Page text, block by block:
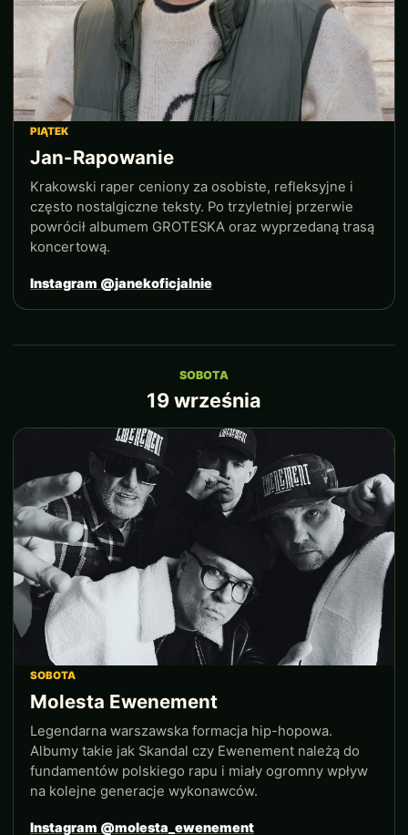
PIĄTEK
Jan-Rapowanie
Krakowski raper ceniony za osobiste, refleksyjne i
często nostalgiczne teksty. Po trzyletniej przerwie
powrócił albumem GROTESKA oraz wyprzedaną trasą
koncertową.
Instagram @janekoficjalnie
SOBOTA
19 września
SOBOTA
Molesta Ewenement
Legendarna warszawska formacja hip-hopowa.
Albumy takie jak Skandal czy Ewenement należą do
fundamentów polskiego rapu i miały ogromny wpływ
na kolejne generacje wykonawców.
Instagram @molesta_ewenement